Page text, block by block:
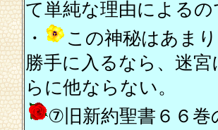
て単純な理由による
・
この神秘はあま
勝手に入るなら、迷
らに他ならない。
⑦旧新約聖書６６巻